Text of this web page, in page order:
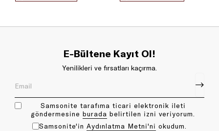
E-Bültene Kayıt Ol!
Yenilikleri ve fırsatları kaçırma.
Samsonite tarafıma ticari elektronik ileti
göndermesine bu rada belirtilen izni veriyorum.
Samsonite'in Aydınlatma Metni'ni okudum.